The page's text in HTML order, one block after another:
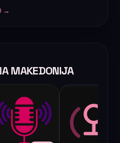
→
MAKEDONIJA